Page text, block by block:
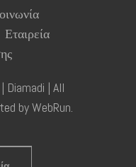
Εταιρεία
Diamadi | All
byWebRun.